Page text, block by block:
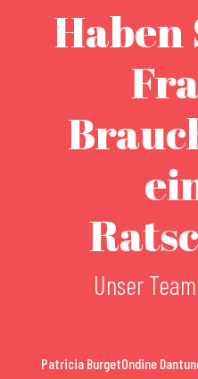
Haben
Unser
Patricia BurgetOndine